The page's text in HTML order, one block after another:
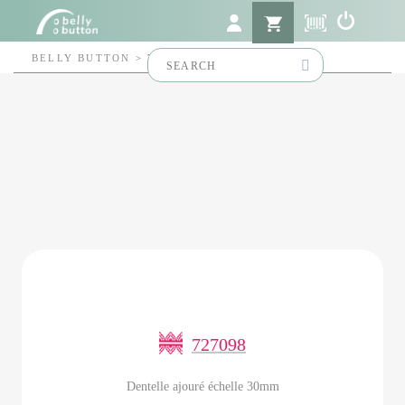
BELLY BUTTON >727098
727098
Dentelle ajouré échelle 30mm